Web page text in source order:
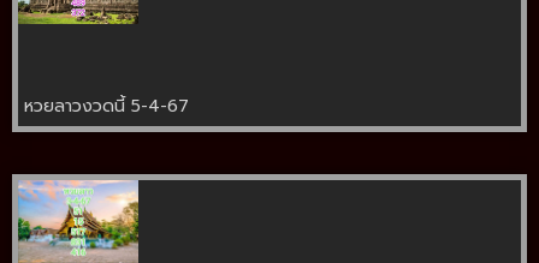
หวยลาวงวดนี้ 5-4-67